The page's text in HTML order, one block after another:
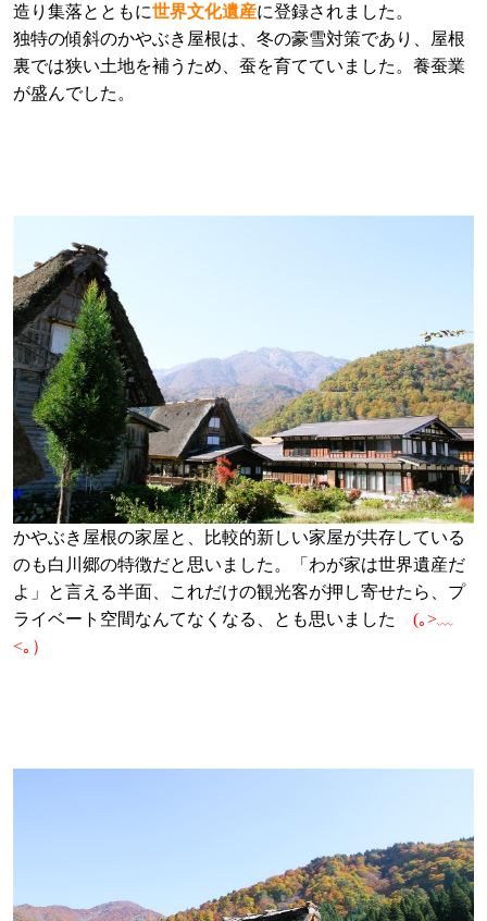
造り集落とともに世界文化遺産に登録されました。
独特の傾斜のかやぶき屋根は、冬の豪雪対策であり、屋根
裏では狭い土地を補うため、蚕を育てていました。養蚕業
が盛んでした。
かやぶき屋根の家屋と、比較的新しい家屋が共存している
のも白川郷の特徴だと思いました。「わが家は世界遺産だ
よ」と言える半面、これだけの観光客が押し寄せたら、プ
ライベート空間なんてなくなる、とも思いました (｡>﹏
<｡）